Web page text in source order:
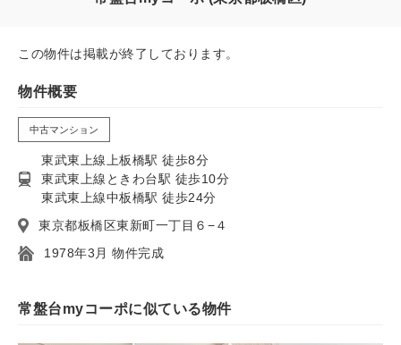
この物件は掲載が終了しております。
物件概要
中古マンション
東武東上線上板橋駅 徒歩8分
東武東上線ときわ台駅 徒歩10分
東武東上線中板橋駅 徒歩24分
東京都板橋区東新町一丁目６−４
1978年3月 物件完成
常盤台myコーポに似ている物件